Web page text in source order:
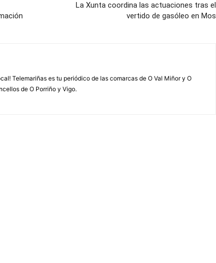
La Xunta coordina las actuaciones tras el
vertido de gasóleo en Mos
Telemariñas es tu periódico de las comarcas de O Val Miñor y O
de O Porriño y Vigo.